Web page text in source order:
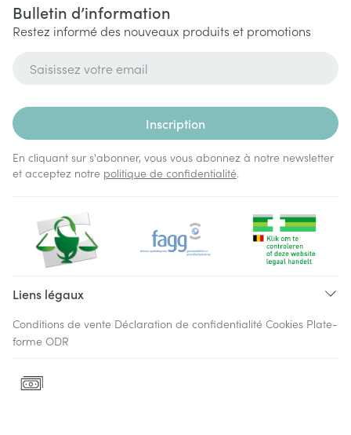
Bulletin d’information
Restez informé des nouveaux produits et promotions
Inscription
En cliquant sur s'abonner, vous vous abonnez à notre newsletter
et acceptez notre politique de confidentialité.
Liens légaux
Conditions de vente Déclaration de confidentialité Cookies Plate-
forme ODR